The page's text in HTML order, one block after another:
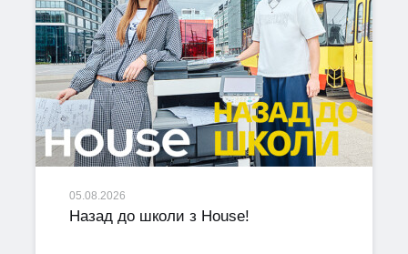
05.08.2026
Назад до школи з House!